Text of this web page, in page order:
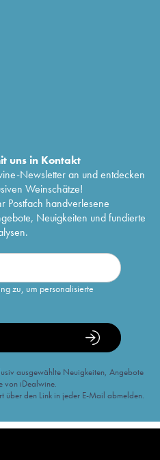
uns in Kontakt
Newsletter an und entdecken
Weinschätze!
Postfach handverlesene
Neuigkeiten und fundierte
zu, um personalisierte
ausgewählte Neuigkeiten, Angebote
von iDealwine.
über den Link in jeder E-Mail abmelden.